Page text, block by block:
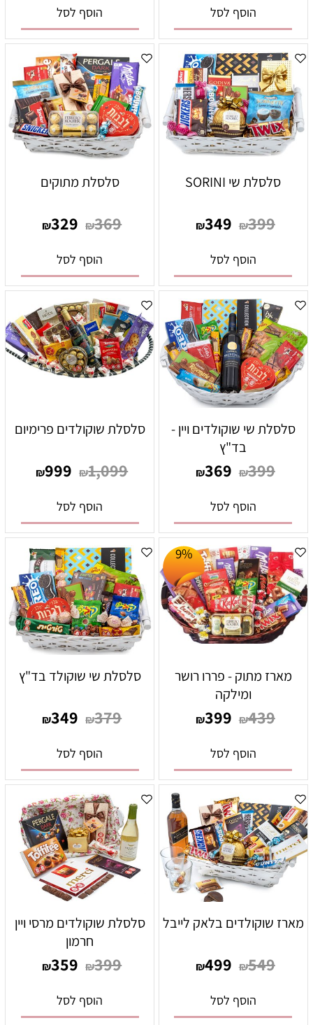
הוסף לסל הוסף לסל
סלסלת שי SORINI
₪399
₪349
הוסף לסל
סלסלת מתוקים
₪369
₪329
הוסף לסל
סלסלת שי שוקולדים ויין -
בד"ץ
₪399
₪369
הוסף לסל
סלסלת שוקולדים פרימיום
₪1,099
₪999
הוסף לסל
9%
מארז מתוק - פררו רושר
ומילקה
₪439
₪399
הוסף לסל
סלסלת שי שוקולד בד"ץ
₪379
₪349
הוסף לסל
מארז שוקולדים בלאק לייבל
₪549
₪499
הוסף לסל
סלסלת שוקולדים מרסי ויין
חרמון
₪399
₪359
הוסף לסל